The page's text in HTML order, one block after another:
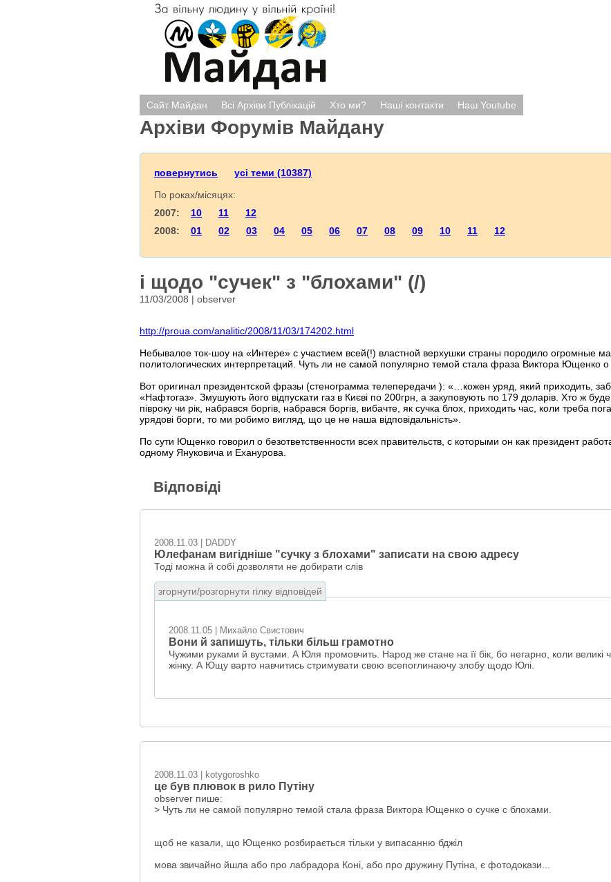
Сайт Майдан Всі Архіви Публікацій Хто ми? Наші контакти Наш Youtube
Архіви Форумів Майдану
повернутись
усі теми (10387)
По роках/місяцях:
2007: 10 11
12
2008: 01 02 03 04 05 06 07 08 09 10 11 12
і щодо "сучек" з "блохами" (/)
11/03/2008 | observеr
http://proua.com/analitic/2008/11/03/174202.html
Небывалое ток-шоу на «Интере» с участием всей(!) властной верхушки страны породило огромные
политологических интерпретаций. Чуть ли не самой популярно темой стала фраза Виктора Ющенко о
Вот оригинал президентской фразы (стенограмма телепередачи ): «…кожен уряд, який приходить,
«Нафтогаз». Змушують його відпускати газ в Києві по 200грн, а закуповують по 179 доларів. Хто ж
півроку чи рік, набрався боргів, набрався боргів, вибачте, як сучка блох, приходить час, коли треба
урядові борги, то ми робимо вигляд, що це не наша відповідальність».
По сути Ющенко говорил о безответственности всех правительств, с которыми он как президент
одному Януковича и Еханурова.
Відповіді
2008.11.03 | DADDY
Юлефанам вигідніше "сучку з блохами" записати на свою адресу
Тоді можна й собі дозволяти не добирати слів
згорнути/розгорнути гілку відповідей
2008.11.05 | Михайло Свистович
Вони й запишуть, тільки більш грамотно
Чужими руками й вустами. А Юля промовчить. Народ же стане на її бік, бо негарно, коли великі
жінку. А Ющу варто навчитись стримувати свою всепоглинаючу злобу щодо Юлі.
2008.11.03 | kotygoroshko
це був плювок в рило Путіну
observеr пише:
> Чуть ли не самой популярно темой стала фраза Виктора Ющенко о сучке с блохами.
щоб не казали, що Ющенко розбирається тільки у випасанню бджіл
мова звичайно йшла або про лабрадора Коні, або про дружину Путіна, є фотодокази...